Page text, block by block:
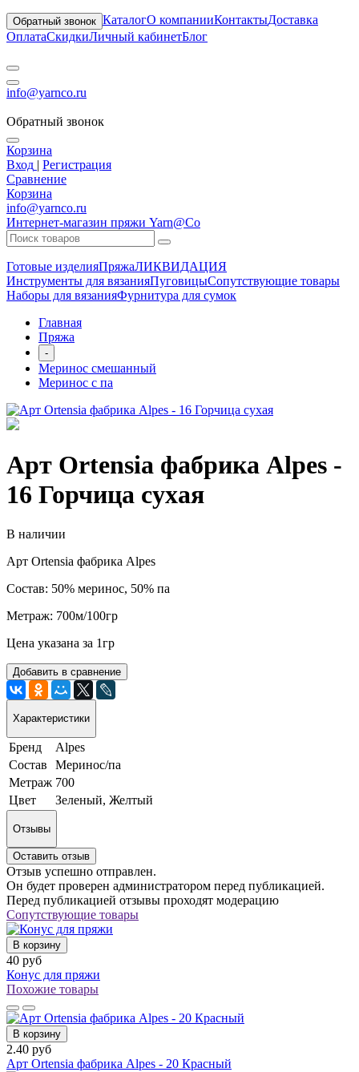
Обратный звонок КаталогО компанииКонтактыДоставка
ОплатаСкидкиЛичный кабинетБлог
info@yarnco.ru
Обратный звонок
Корзина
Вход | Регистрация
Сравнение
Корзина
info@yarnco.ru
Интернет-магазин пряжи Yarn@Co
Готовые изделияПряжаЛИКВИДАЦИЯ
Инструменты для вязанияПуговицыСопутствующие товары
Наборы для вязанияФурнитура для сумок
Главная
Пряжа
-
Меринос смешанный
Меринос с па
Арт Ortensia фабрика Alpes -
16 Горчица сухая
В наличии
Арт Ortensia фабрика Alpes
Состав: 50% меринос, 50% па
Метраж: 700м/100гр
Цена указана за 1гр
Добавить в сравнение
Характеристики
Бренд
Alpes
Состав
Меринос/па
Метраж 700
Цвет
Зеленый, Желтый
Отзывы
Оставить отзыв
Отзыв успешно отправлен.
Он будет проверен администратором перед публикацией.
Перед публикацией отзывы проходят модерацию
Сопутствующие товары
В корзину
40 руб
Конус для пряжи
Похожие товары
В корзину
2.40 руб
Арт Ortensia фабрика Alpes - 20 Красный